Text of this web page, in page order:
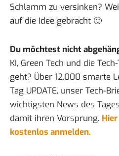
Schlamm zu versinken?
auf die Idee gebracht 🙂
Du möchtest nicht
KI, Green Tech und die
geht? Über 12.000 smarte
Tag UPDATE, unser Tech-
wichtigsten News des
damit ihren Vorsprung.
kostenlos anmelden.